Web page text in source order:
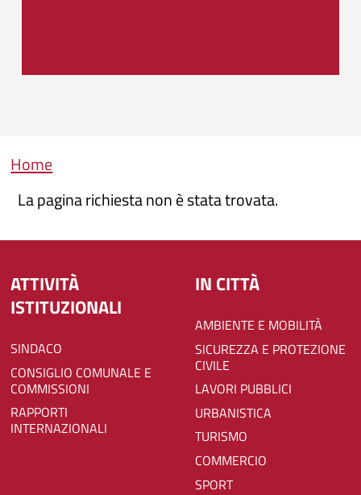
Briciole di pane
Home
La pagina richiesta non è stata trovata.
ATTIVITÀ
ISTITUZIONALI
SINDACO
CONSIGLIO COMUNALE E
COMMISSIONI
RAPPORTI
INTERNAZIONALI
IN CITTÀ
AMBIENTE E MOBILITÀ
SICUREZZA E PROTEZIONE
CIVILE
LAVORI PUBBLICI
URBANISTICA
TURISMO
COMMERCIO
SPORT